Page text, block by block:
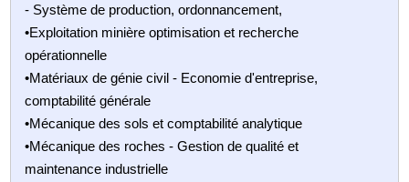
- Système de production, ordonnancement,
•Exploitation minière optimisation et recherche
opérationnelle
•Matériaux de génie civil - Economie d'entreprise,
comptabilité générale
•Mécanique des sols et comptabilité analytique
•Mécanique des roches - Gestion de qualité et
maintenance industrielle